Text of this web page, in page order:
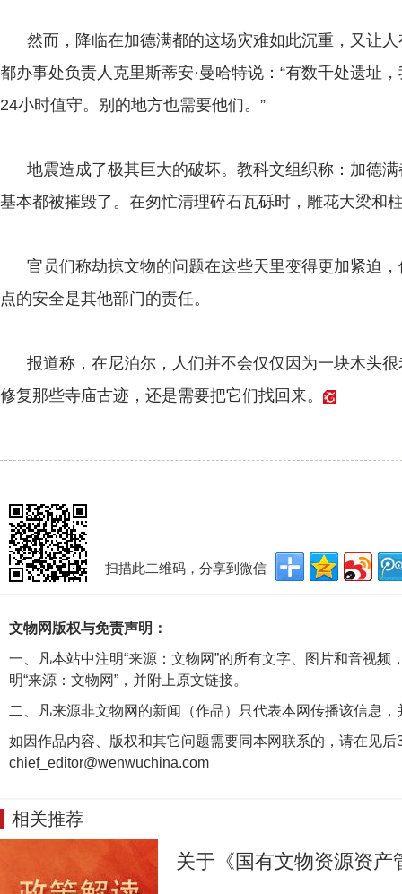
然而，降临在加德满都的这场灾难如此沉重，又让人
都办事处负责人克里斯蒂安·曼哈特说：“有数千处遗址
24小时值守。别的地方也需要他们。”
地震造成了极其巨大的破坏。教科文组织称：加德满
基本都被摧毁了。在匆忙清理碎石瓦砾时，雕花大梁和
官员们称劫掠文物的问题在这些天里变得更加紧迫，
点的安全是其他部门的责任。
报道称，在尼泊尔，人们并不会仅仅因为一块木头很
修复那些寺庙古迹，还是需要把它们找回来。
扫描此二维码，分享到微信
文物网版权与免责声明：
一、凡本站中注明“来源：文物网”的所有文字、图片和音视
明“来源：文物网”，并附上原文链接。
二、凡来源非文物网的新闻（作品）只代表本网传播该信息
如因作品内容、版权和其它问题需要同本网联系的，请在见后
chief_editor@wenwuchina.com
相关推荐
关于《国有文物资源资